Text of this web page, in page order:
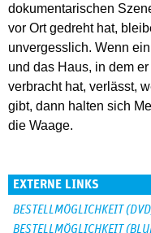
dokumentarischen
vor Ort gedreht hat,
unvergesslich. Wenn
und das Haus, in dem
verbracht hat, verlässt,
gibt, dann halten sich
die Waage.
EXTERNE LINKS
BESTELLMÖGLICHKEIT
BESTELLMÖGLICHKEIT